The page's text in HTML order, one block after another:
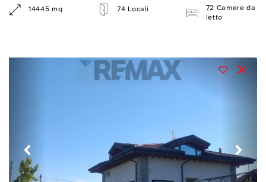
14445 mq 74 Locali
72 Camere da
letto